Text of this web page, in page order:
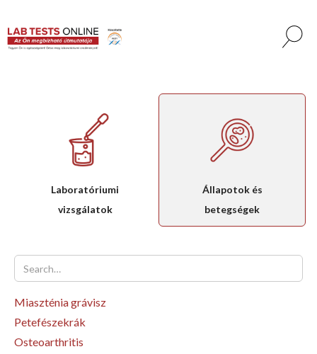
Laboratóriumi
vizsgálatok
Állapotok és
betegségek
Miaszténia grávisz
Petefészekrák
Osteoarthritis